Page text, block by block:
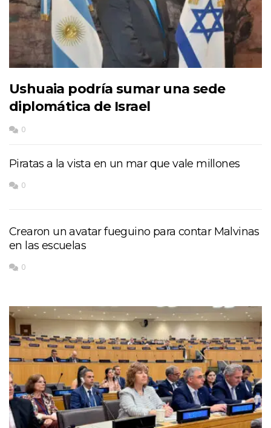
Ushuaia podría sumar una sede
diplomática de Israel
0
Piratas a la vista en un mar que vale millones
0
Crearon un avatar fueguino para contar Malvinas
en las escuelas
0